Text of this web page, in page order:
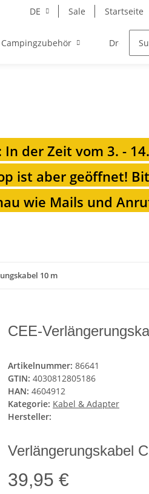
DE Sale Startseite
Campingzubehör
der Zeit vom 3. -
ist aber geöffnet!
wie Mails und
10 m
CEE-
Artikelnummer: 86641
GTIN: 4030812805186
HAN: 4604912
Kategorie: Kabel & Adapter
Hersteller:
Verlängerungskabel
39,95 €